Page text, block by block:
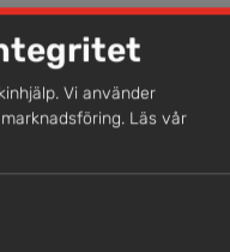
lokalt erbjuder vi
Vi använder
Läs vår